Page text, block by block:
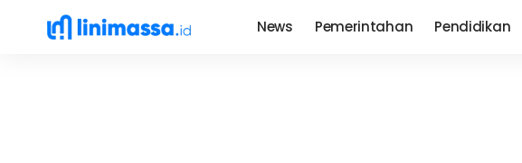
News Pemerintahan Pendidikan